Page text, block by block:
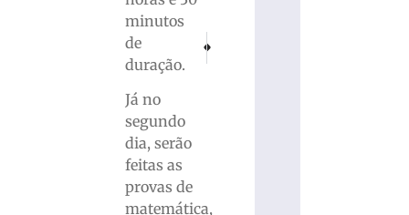
minutos
de
duração.
Já no
segundo
dia, serão
feitas as
provas de
matemática,